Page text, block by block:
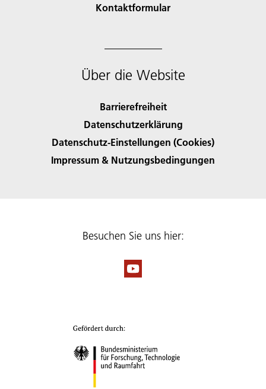
Kontaktformular
Über die Website
Barrierefreiheit
Datenschutzerklärung
Datenschutz-Einstellungen (Cookies)
Impressum & Nutzungsbedingungen
Besuchen Sie uns hier: